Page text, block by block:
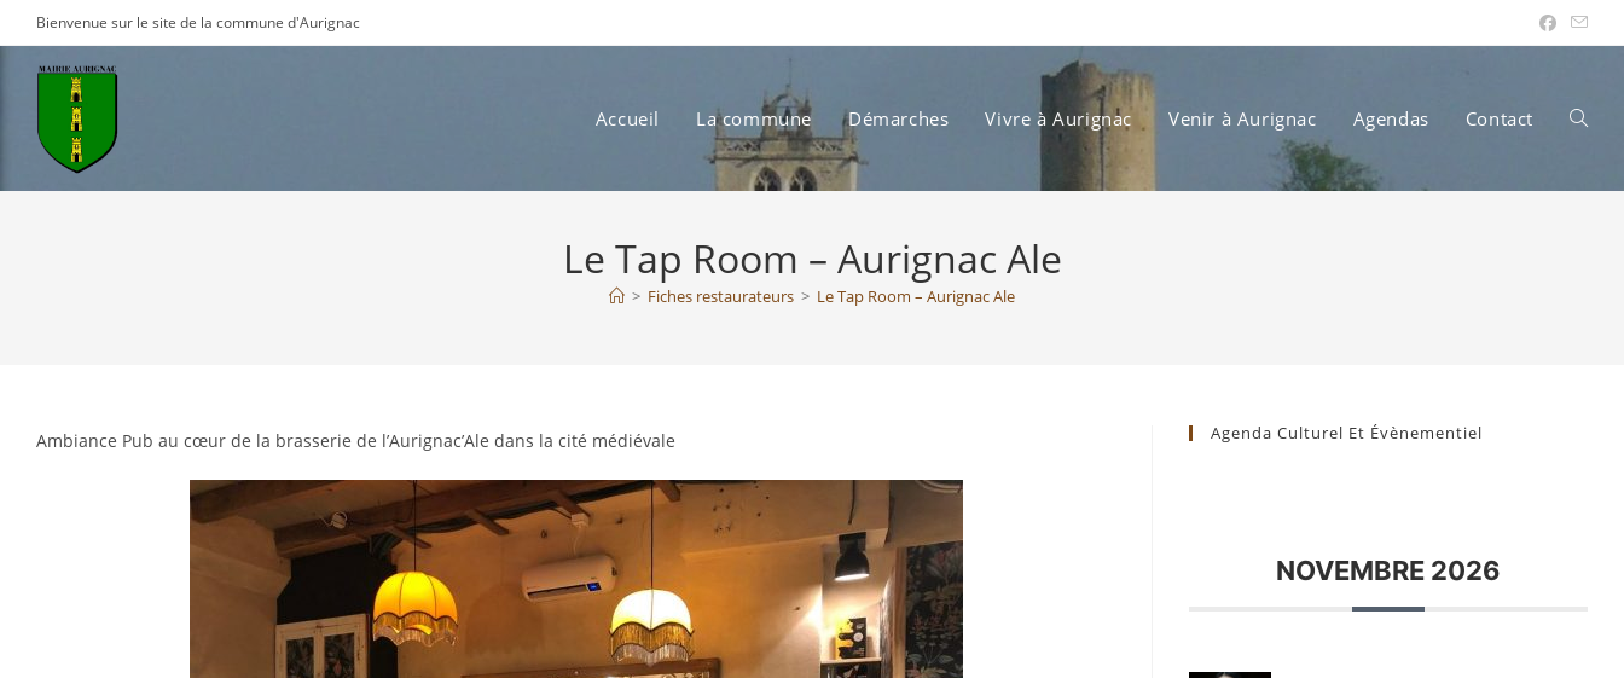
to
content
Bienvenue sur le site de la commune d'Aurignac
Accueil La commune Démarches Vivre à Aurignac Venir à Aurignac Agendas Contact Toggle
Le Tap Room – Aurignac Ale
> Fiches restaurateurs > Le Tap Room – Aurignac Ale
Ambiance Pub au cœur de la brasserie de l’Aurignac’Ale dans la cité médiévale Agenda Culturel Et Évènementiel
NOVEMBRE 2026